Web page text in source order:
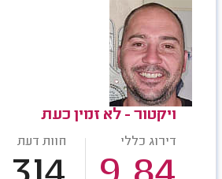
ויקטור - לא זמין כעת
דירוג כללי חוות דעת